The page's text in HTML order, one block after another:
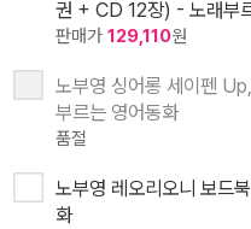
권 + CD 12장) - 노래부
판매가 129,110원
노부영 싱어롱 세이펜
부르는 영어동화
품절
노부영 레오리오니 보드
화